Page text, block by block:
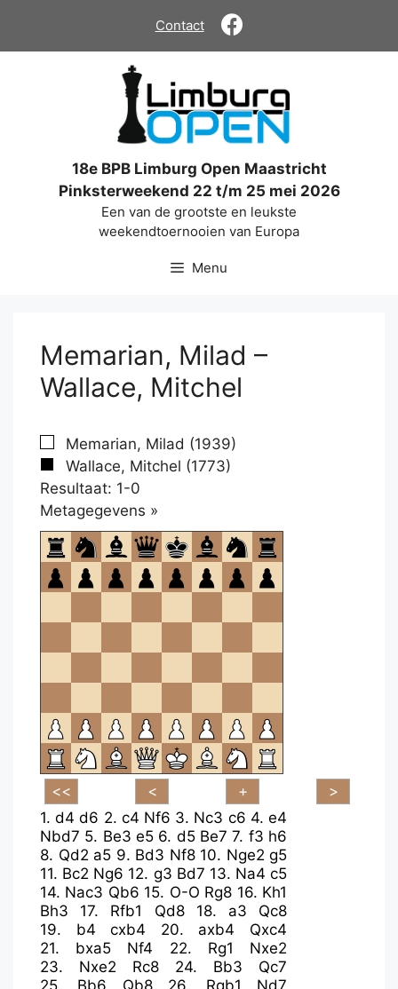
de
Contact
18e BPB Limburg Open Maastricht
Pinksterweekend 22 t/m 25 mei 2026
Een van de grootste en leukste
weekendtoernooien van Europa
Menu
Memarian, Milad –
Wallace, Mitchel
Memarian, Milad (1939)
Wallace, Mitchel (1773)
Resultaat: 1-0
Metagegevens »
om
te
openen.
1.d4 d6 2. c4 Nf6 3. Nc3 c6 4.e4
Nbd7 5. Be3 e5 6. d5 Be7 7. f3 h6
8. Qd2 a5 9. Bd3 Nf8 10. Nge2 g5
11. Bc2 Ng6 12. g3 Bd7 13. Na4 c5
14. Nac3 Qb6 15. O-O Rg8 16. Kh1
Bh3
17. Rfb1 Qd8 18. a3
Qc8
19. b4 cxb4 20. axb4
Qxc4
21. bxa5 Nf4 22. Rg1
Nxe2
23. Nxe2 Rc8 24. Bb3
Qc7
25. Bb6 Qb8 26. Rgb1
Nd7